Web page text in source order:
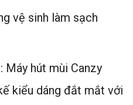
vệ sinh làm sạch
hút mùi Canzy
kiểu dáng đắt mắt với